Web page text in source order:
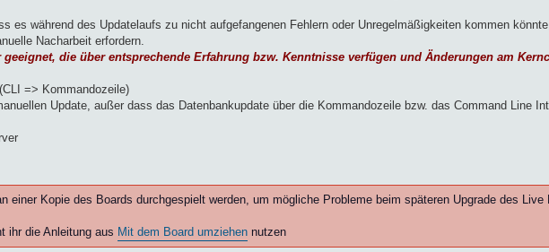
es während des Updatelaufs zu nicht aufgefangenen Fehlern oder Unregelmäßigkeiten kommen
Nacharbeit erfordern.
die über entsprechende Erfahrung bzw. Kenntnisse verfügen und Änderungen am
=> Kommandozeile)
Update, außer dass das Datenbankupdate über die Kommandozeile bzw. das Command Line
einer Kopie des Boards durchgespielt werden, um mögliche Probleme beim späteren Upgrade des Live
ihr die Anleitung aus Mit dem Board umziehennutzen